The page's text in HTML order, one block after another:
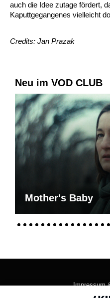
auch die Idee zutage fördert,
Kaputtgegangenes vielleicht
Credits: Jan Prazak
Neu im VOD CLUB
Mother's Baby
Impressum